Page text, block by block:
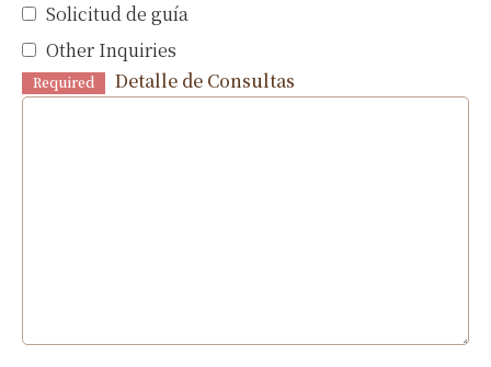
Solicitud de guía
Other Inquiries
Required Detalle de Consultas